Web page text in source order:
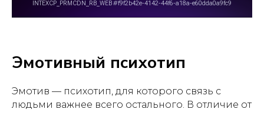
Эмотивный психотип
Эмотив — психотип, для которого связь с
людьми важнее всего остального. В отличие от